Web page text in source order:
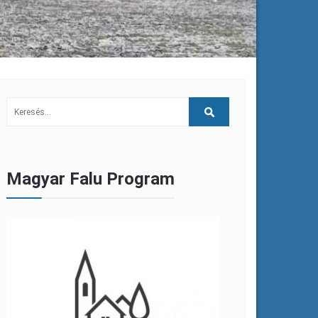
Magyar Falu Program